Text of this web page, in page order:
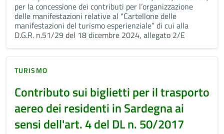
per la concessione dei contributi per l’organizzazione
delle manifestazioni relative al “Cartellone delle
manifestazioni del turismo esperienziale” di cui alla
D.G.R. n.51/29 del 18 dicembre 2024, allegato 2/E
TURISMO
Contributo sui biglietti per il trasporto
aereo dei residenti in Sardegna ai
sensi dell'art. 4 del DL n. 50/2017